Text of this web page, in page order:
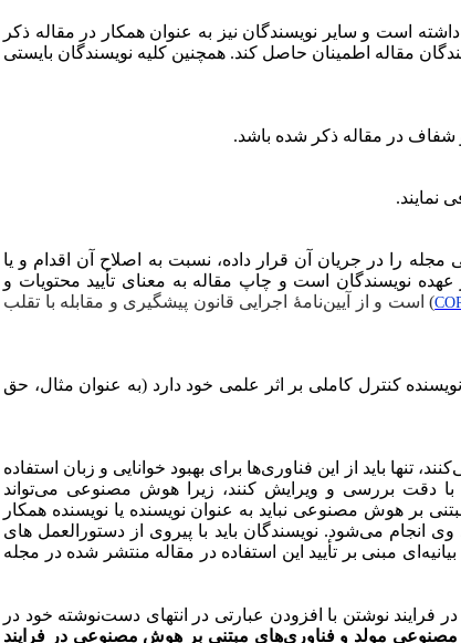
است و سایر نویسندگان نیز به عنوان همکار در مقاله ذکر
مقاله اطمینان حاصل کند. همچنین کلیه نویسندگان بایستی
شفاف در مقاله ذکر شده باشد.
نمایند.
را در جریان آن قرار داده، نسبت به اصلاح آن اقدام و یا
نویسندگان است و چاپ مقاله به معنای تأیید محتویات و
) است و از آیین‌نامۀ اجرایی قانون پیشگیری و مقابله با تقلب
کنترل کاملی بر اثر علمی خود دارد (به عنوان مثال، حق
باید از این فناوری‌ها برای بهبود خوانایی و زبان استفاده
با دقت بررسی و ویرایش کنند، زیرا هوش مصنوعی می‌تواند
بر هوش مصنوعی نباید به عنوان نویسنده یا نویسنده همکار
می‌شود. نویسندگان باید با پیروی از دستورالعمل های
مبنی بر تأیید این استفاده در مقاله منتشر شده در مجله
نوشتن با افزودن عبارتی در انتهای دست‌نوشته خود در
مصنوعی مولد و فناوری‌های مبتنی بر هوش مصنوعی در فرایند